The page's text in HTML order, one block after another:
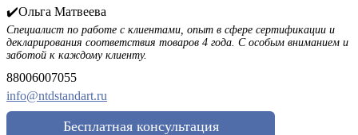
✔️Ольга Матвеева
Специалист по работе с клиентами, опыт в сфере сертификации и
декларирования соответствия товаров 4 года. С особым вниманием и
заботой к каждому клиенту.
88006007055
info@ntdstandart.ru
Бесплатная консультация